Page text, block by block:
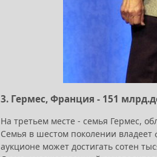
3. Гермес, Франция - 151
На третьем месте - семья Гермес,
Семья в шестом поколении
аукционе может достигать сотен